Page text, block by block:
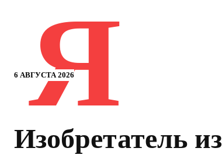
6 АВГУСТА 2026
Я
Изобретатель из